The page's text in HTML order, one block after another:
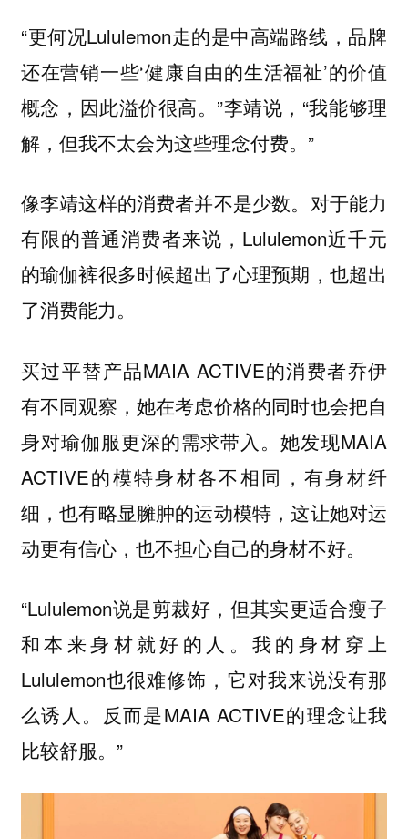
“更何况Lululemon走的是中高端路线，品牌
还在营销一些‘健康自由的生活福祉’的价值
概念，因此溢价很高。”李靖说，“我能够理
解，但我不太会为这些理念付费。”
像李靖这样的消费者并不是少数。对于能力
有限的普通消费者来说，Lululemon近千元
的瑜伽裤很多时候超出了心理预期，也超出
了消费能力。
买过平替产品MAIA ACTIVE的消费者乔伊
有不同观察，她在考虑价格的同时也会把自
身对瑜伽服更深的需求带入。她发现MAIA
ACTIVE的模特身材各不相同，有身材纤
细，也有略显臃肿的运动模特，这让她对运
动更有信心，也不担心自己的身材不好。
“Lululemon说是剪裁好，但其实更适合瘦子
和本来身材就好的人。我的身材穿上
Lululemon也很难修饰，它对我来说没有那
么诱人。反而是MAIA ACTIVE的理念让我
比较舒服。”